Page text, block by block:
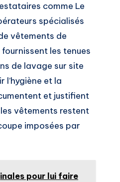
comme Le
spécialisés
vêtements de
les tenues
de lavage sur site
et la
et justifient
vêtements restent
imposées par
pour lui faire